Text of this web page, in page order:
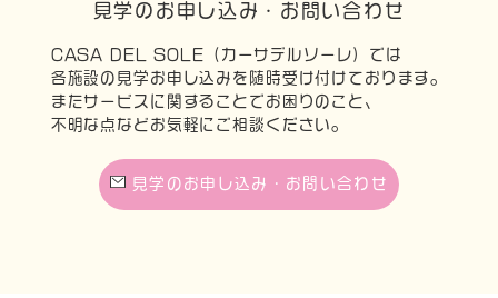
見学のお申し込み・お問い合わせ
CASA DEL SOLE（カーサデルソーレ）では
各施設の見学お申し込みを随時受け付けております。
またサービスに関することでお困りのこと、
不明な点などお気軽にご相談ください。
見学のお申し込み・お問い合わせ